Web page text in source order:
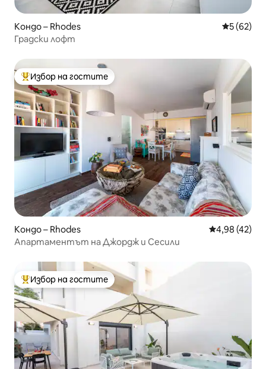
Кондо – Rhodes Средна
5 (62)
Градски лофт
Най-популярен избор на гостите
Избор на гостите
Кондо – Rhodes Средна
4,98 (42)
Апартаментът на Джордж и Сесили
Най-популярен избор на гостите
Избор на гостите